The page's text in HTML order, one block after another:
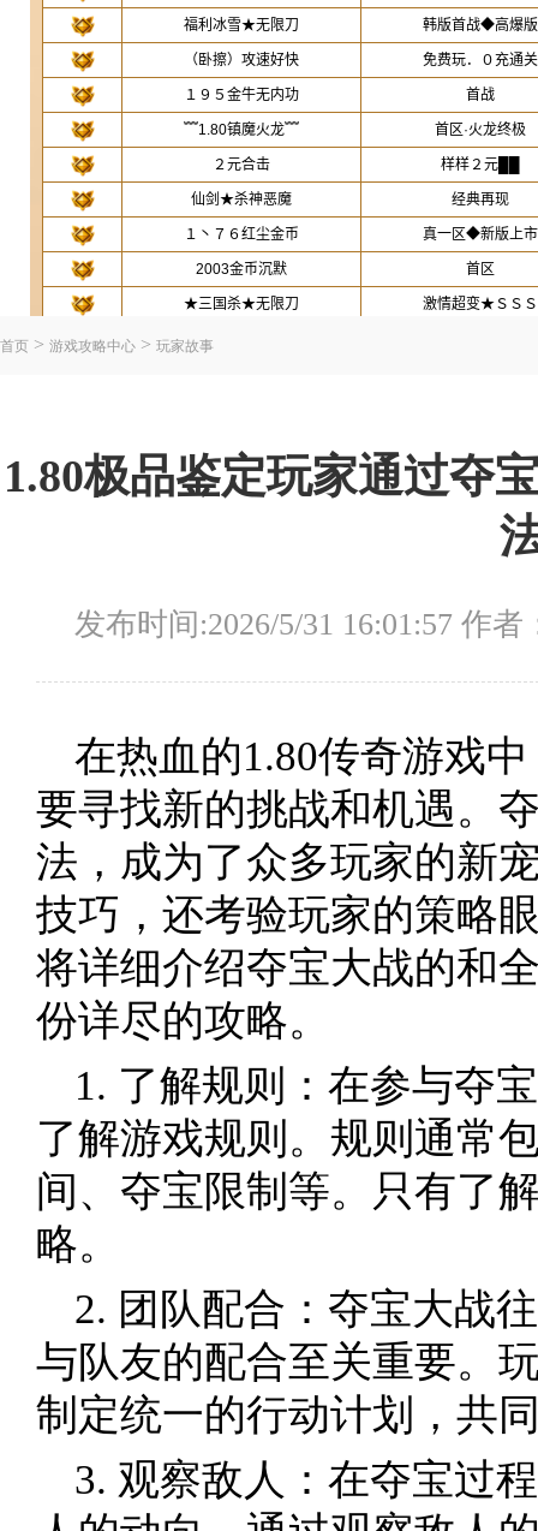
首页 > 游戏攻略中心 > 玩家故事
1.80极品鉴定玩家通过夺
发布时间:2026/5/31 16:01:57 作
在热血的1.80传奇游戏
要寻找新的挑战和机遇。
法，成为了众多玩家的新
技巧，还考验玩家的策略
将详细介绍夺宝大战的和
份详尽的攻略。
1. 了解规则：在参与夺
了解游戏规则。规则通常
间、夺宝限制等。只有了
略。
2. 团队配合：夺宝大战
与队友的配合至关重要。
制定统一的行动计划，共
3. 观察敌人：在夺宝过